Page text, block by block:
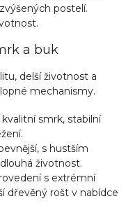
postelí.
a buk
delší životnost a
mechanismy.
kvalitní smrk, stabilní
s hustším
životnost.
s extrémní
dřevěný rošt v nabídce